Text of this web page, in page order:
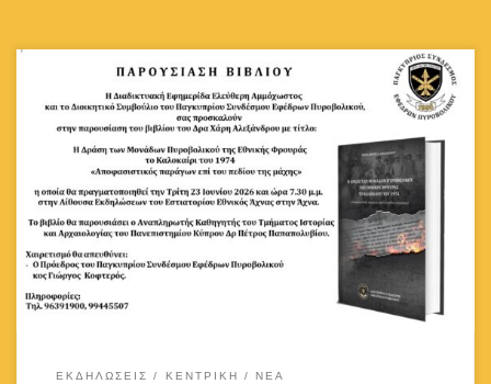
ΕΚΔΗΛΩΣΕΙΣ ΚΕΝΤΡΙΚΗ ΝΕΑ